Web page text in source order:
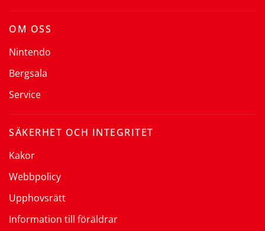
OM OSS
Nintendo
Bergsala
Service
SÄKERHET OCH INTEGRITET
Kakor
Webbpolicy
Upphovsrätt
Information till föräldrar